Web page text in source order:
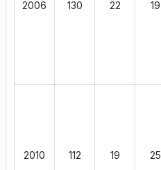
2006 130 22 19
2010 112 19 25